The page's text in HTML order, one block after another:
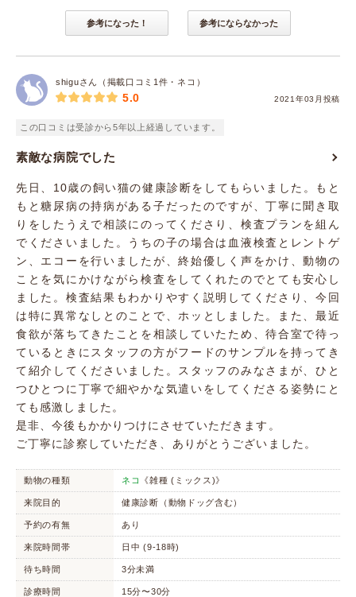
参考になった！ 参考にならなかった
shiguさん（掲載口コミ1件・ネコ）
2021年03月投稿
5.0
この口コミは受診から5年以上経過しています。
素敵な病院でした
先日、10歳の飼い猫の健康診断をしてもらいました。もと
もと糖尿病の持病がある子だったのですが、丁寧に聞き取
りをしたうえで相談にのってくださり、検査プランを組ん
でくださいました。うちの子の場合は血液検査とレントゲ
ン、エコーを行いましたが、終始優しく声をかけ、動物の
ことを気にかけながら検査をしてくれたのでとても安心し
ました。検査結果もわかりやすく説明してくださり、今回
は特に異常なしとのことで、ホッとしました。また、最近
食欲が落ちてきたことを相談していたため、待合室で待っ
ているときにスタッフの方がフードのサンプルを持ってき
て紹介してくださいました。スタッフのみなさまが、ひと
つひとつに丁寧で細やかな気遣いをしてくださる姿勢にと
ても感激しました。
是非、今後もかかりつけにさせていただきます。
ご丁寧に診察していただき、ありがとうございました。
動物の種類 ネコ 《雑種 (ミックス)》
来院目的 健康診断（動物ドッグ含む）
予約の有無 あり
来院時間帯 日中 (9-18時)
待ち時間 3分未満
診療時間 15分〜30分